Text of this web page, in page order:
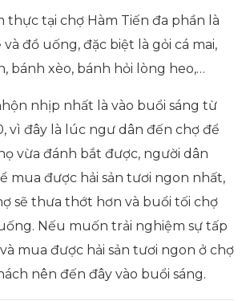
thực tại chợ Hàm Tiến đa phần là
đồ uống, đặc biệt là gỏi cá mai,
bánh xèo, bánh hỏi lòng heo,…
nhịp nhất là vào buổi sáng từ
vì đây là lúc ngư dân đến chợ để
vừa đánh bắt được, người dân
mua được hải sản tươi ngon nhất,
sẽ thưa thớt hơn và buổi tối chợ
Nếu muốn trải nghiệm sự tấp
mua được hải sản tươi ngon ở chợ
nên đến đây vào buổi sáng.